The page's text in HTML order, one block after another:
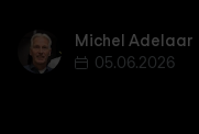
Michel Adelaar
Michel Adelaar
05.06.2026